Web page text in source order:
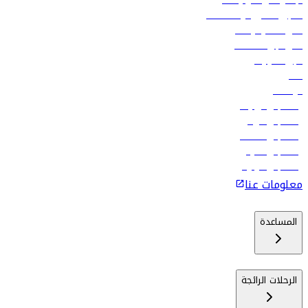
تسجيل الدخول لوكلاء السفر
أدنى أسعار الرحلات
فلاي دبي للعطلات
تأجير السيارات
فنادق
الوظائف
رحلات إلى تبيليسي
رحلات إلى الرياض
رحلات إلى مسقط
رحلات إلى ماليه
رحلات إلى كولومبو
معلومات عنا
المساعدة
الرحلات الرائجة